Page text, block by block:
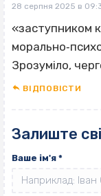
28 серпня 2025 в
«заступником
Зрозуміло,
ВІДПОВІCТИ
Залиште
Ваше ім'я *